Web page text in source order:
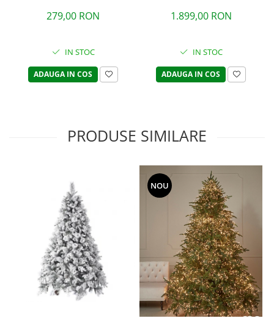
279,00 RON
IN STOC
ADAUGA IN COS
1.899,00 RON
IN STOC
ADAUGA IN COS
PRODUSE SIMILARE
NOU